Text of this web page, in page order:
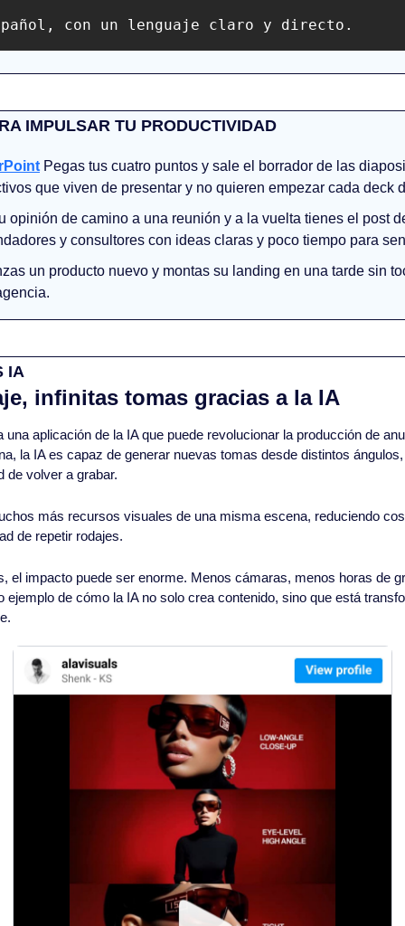
con un lenguaje claro y directo.
IMPULSAR TU PRODUCTIVIDAD
Pegas tus cuatro puntos y sale el borrador de las
que viven de presentar y no quieren empezar cada deck
opinión de camino a una reunión y a la vuelta tienes el post
y consultores con ideas claras y poco tiempo para
un producto nuevo y montas su landing en una tarde sin
IA
infinitas tomas gracias a la IA
aplicación de la IA que puede revolucionar la producción de
la IA es capaz de generar nuevas tomas desde distintos
de volver a grabar.
más recursos visuales de una misma escena, reduciendo
de repetir rodajes.
el impacto puede ser enorme. Menos cámaras, menos horas de
ejemplo de cómo la IA no solo crea contenido, sino que está